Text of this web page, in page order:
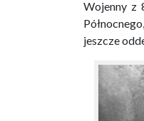
Wojenny z
jeszcze